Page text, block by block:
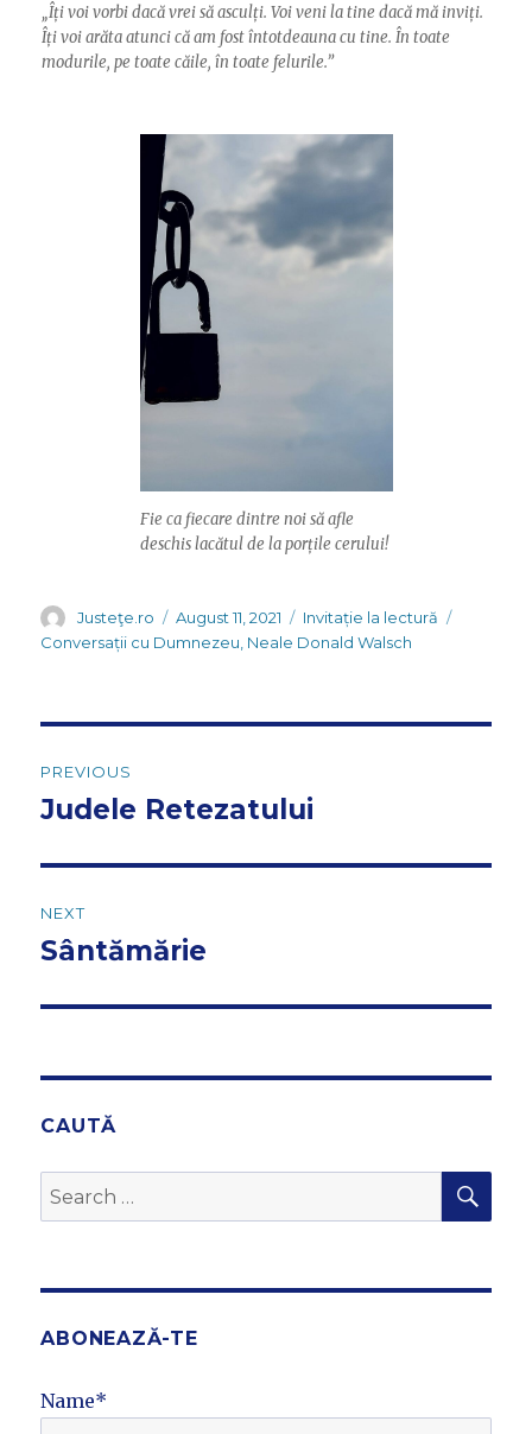
„Îți voi vorbi dacă vrei să asculți. Voi veni la tine dacă mă inviți.
Îți voi arăta atunci că am fost întotdeauna cu tine. În toate
modurile, pe toate căile, în toate felurile.”
Fie ca fiecare dintre noi să afle
deschis lacătul de la porțile cerului!
Author
Justeţe.ro
Posted
on
August 11, 2021 Categories
Invitație la lectură
Conversații cu Dumnezeu, Neale Donald Walsch
navigation
PREVIOUS
Previous
Judele Retezatului
NEXT
Next
Sântămărie
CAUTĂ
Search
for:
ABONEAZĂ-TE
Name*